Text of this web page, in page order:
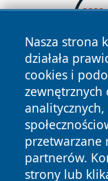
Nasza strona
działała
cookies i
zewnętrznych
przetwarzane
partnerów.
strony lub
Copyright © 2026